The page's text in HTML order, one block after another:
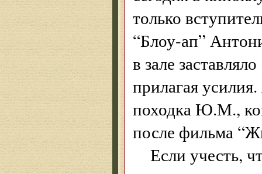
только
“Блоу-ап”
в зале
прилагая
походка Ю.М.,
после фильма
Если учесть,